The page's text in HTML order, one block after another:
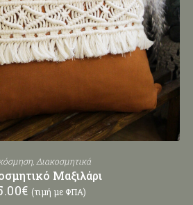
,Διακοσμητικά
Μαξιλάρι
€ (τιμή με ΦΠΑ)